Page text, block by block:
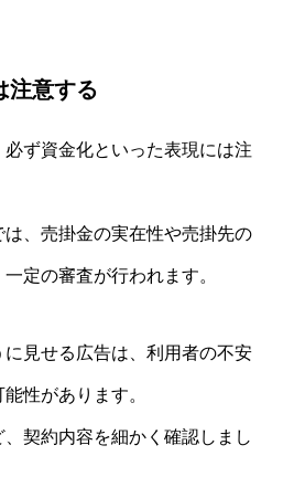
注意する
ず資金化といった表現には注
、売掛金の実在性や売掛先の
定の審査が行われます。
見せる広告は、利用者の不安
性があります。
契約内容を細かく確認しまし